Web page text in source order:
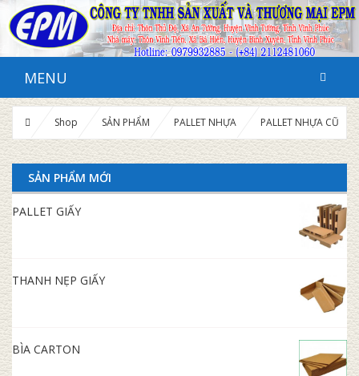
MENU
Shop SẢN PHẨM PALLET NHỰA PALLET NHỰA CŨ
SẢN PHẨM MỚI
PALLET GIẤY
THANH NẸP GIẤY
BÌA CARTON